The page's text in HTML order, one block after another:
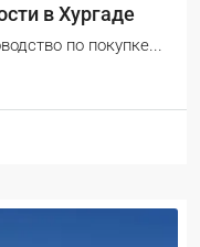
в Хургаде
по покупке...